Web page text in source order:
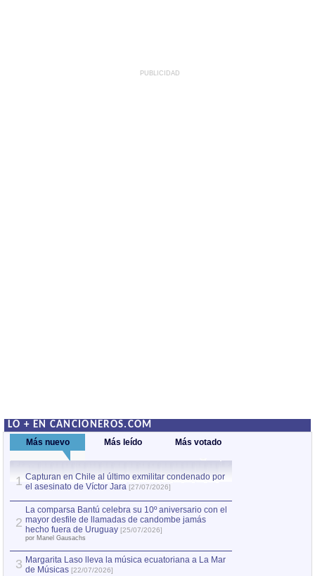
PUBLICIDAD
LO + EN CANCIONEROS.COM
Más nuevo Más leído Más votado
1 Capturan en Chile al último exmilitar condenado por
el asesinato de Víctor Jara [27/07/2026]
2
La comparsa Bantú celebra su 10º aniversario con el
mayor desfile de llamadas de candombe jamás
hecho fuera de Uruguay [25/07/2026]
por Manel Gausachs
3 Margarita Laso lleva la música ecuatoriana a La Mar
de Músicas [22/07/2026]